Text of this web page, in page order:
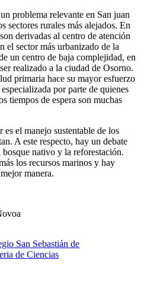
problema relevante en San juan
sectores rurales más alejados. En
derivadas al centro de atención
el sector más urbanizado de la
un centro de baja complejidad, en
realizado a la ciudad de Osorno.
primaria hace su mayor esfuerzo
por parte de quienes
tiempos de espera son muchas
el manejo sustentable de los
A este respecto, hay un debate
nativo y la reforestación.
los recursos marinos y hay
manera.
San Sebastián de
de Ciencias